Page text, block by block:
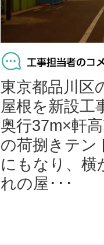
東京都品川区
屋根を新設工
奥行37m×軒
の荷捌きテン
にもなり、横
れの屋･･･